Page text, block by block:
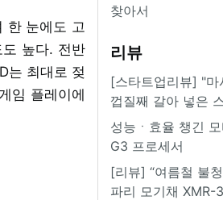
한 눈에도 고
높다. 전반
는 최대로 젖
임 플레이에
찾아서
리뷰
[스타트업리뷰] "
껍질째 갈아 넣은
성능ㆍ효율 챙긴
G3 프로세서
[리뷰] “여름철 불
파리 모기채 XMR-